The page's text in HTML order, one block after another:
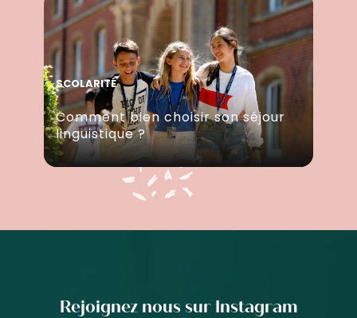
SCOLARITÉ
Comment bien choisir son séjour
linguistique ?
Rejoignez nous sur Instagram